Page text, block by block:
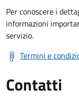
Per conoscere i
informazioni
servizio.
Termini e
Contatti